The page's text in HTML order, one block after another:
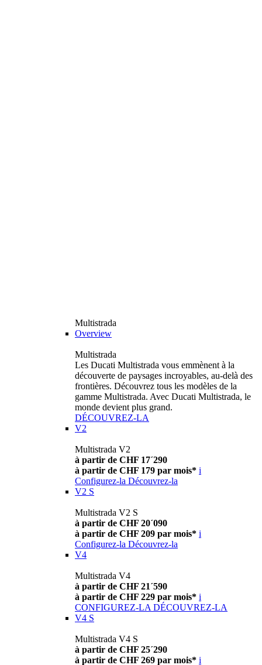
Multistrada
Overview
Multistrada
Les Ducati Multistrada vous emmènent à la
découverte de paysages incroyables, au-delà des
frontières. Découvrez tous les modèles de la
gamme Multistrada. Avec Ducati Multistrada, le
monde devient plus grand.
DÉCOUVREZ-LA
V2
Multistrada V2
à partir de CHF 17´290
à partir de CHF 179 par mois* i
Configurez-la Découvrez-la
V2 S
Multistrada V2 S
à partir de CHF 20´090
à partir de CHF 209 par mois* i
Configurez-la Découvrez-la
V4
Multistrada V4
à partir de CHF 21´590
à partir de CHF 229 par mois* i
CONFIGUREZ-LA DÉCOUVREZ-LA
V4 S
Multistrada V4 S
à partir de CHF 25´290
à partir de CHF 269 par mois* i